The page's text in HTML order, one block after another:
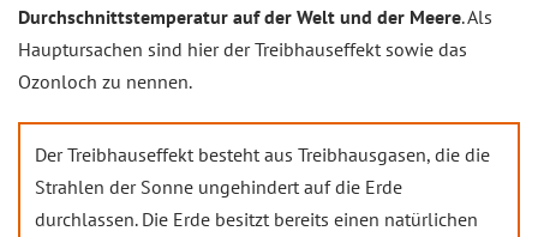
Durchschnittstemperatur auf der Welt und der Meere. Als
Hauptursachen sind hier der Treibhauseffekt sowie das
Ozonloch zu nennen.
Der Treibhauseffekt besteht aus Treibhausgasen, die die
Strahlen der Sonne ungehindert auf die Erde
durchlassen. Die Erde besitzt bereits einen natürlichen